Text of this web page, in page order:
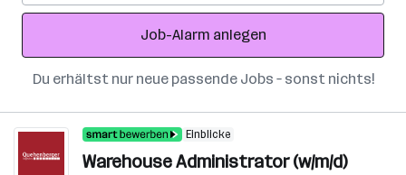
Adresse
Job-Alarm anlegen
Du erhältst nur neue passende Jobs – sonst nichts!
Einblicke
Warehouse Administrator (w/m/d)